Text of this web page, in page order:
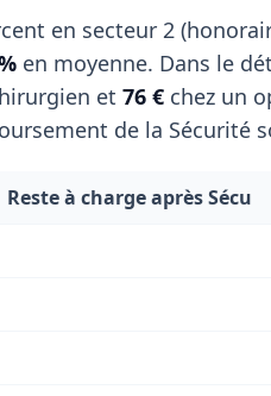
en secteur 2
en moyenne. Dans le
et 76 € chez un
de la Sécurité
Reste à charge après Sécu